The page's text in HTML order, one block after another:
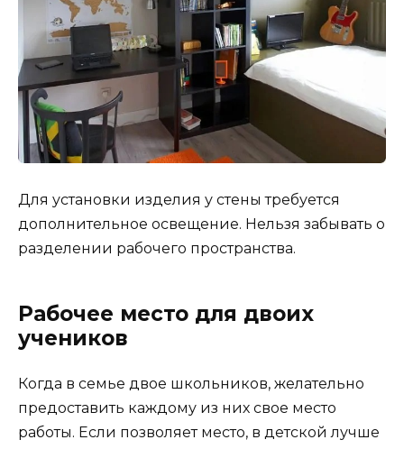
Для установки изделия у стены требуется
дополнительное освещение. Нельзя забывать о
разделении рабочего пространства.
Рабочее место для двоих
учеников
Когда в семье двое школьников, желательно
предоставить каждому из них свое место
работы. Если позволяет место, в детской лучше